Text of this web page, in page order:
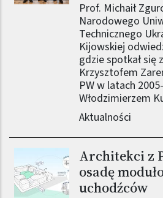
Prof. Michaił
Narodowego
Technicznego
Kijowskiej
gdzie spotkał się
Krzysztofem
PW w latach
Włodzimierzem
Aktualności
Architekci z
osadę
uchodźców